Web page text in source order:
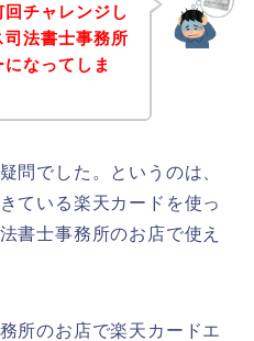
チャレンジし
法書士事務所
なってしま
問でした。というのは、
ている楽天カードを使っ
書士事務所のお店で使え
所のお店で楽天カードエ